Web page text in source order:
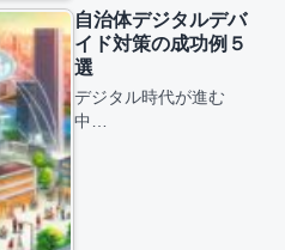
自治体デジタルデバ
イド対策の成功例５
選
デジタル時代が進む
中…